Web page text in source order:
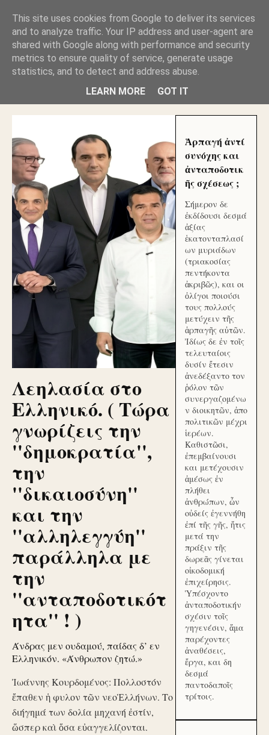
ΑΥΤΟΧΘΟΝΕΣ ΜΟΥ ΕΚΛΕΙΣΑΝ ΤΑ ΣΟΣΙΑΛ ΚΑΙ
ΦΙΜΩΣΑΝ ΤΟ SITE. ΟΙ ΧΙΛΙΑΔΕΣ ΜΙΚΡΟΕΠΕΝΔΥΤΕΣ
ΕΠΕΝΔΥΣΑΤΕ ΓΙΑ ΛΕΗΛΑΣΙΑ ΚΑΙ ΕΓΚΛΗΜΑ ?
ΓΛΥΦΑΔΑ WEB |ΟΙ ΜΕΓΑΛΟΙ ΚΛΕΠΤΑΙ ΑΠΟ ΤΟ
ΜΙΚΡΟΝ ΑΠΑΓΟΥΣΙ
Λεηλασία στο
Ελληνικό. ( Τώρα
γνωρίζεις την
''δημοκρατία'',
την
''δικαιοσύνη''
και την
''αλληλεγγύη''
παράλληλα με
την
''ανταποδοτικότ
ητα'' ! )
Άνδρας μεν ουδαμού, παίδας δ’ εν
Ελληνικόν. «Άνθρωπον ζητώ.»
Ἰωάννης Κουρδομένος: Πολλοστόν
ἔπαθεν ἡ φυλον τῶν νεοἙλλήνων. Το
διήγημά των δολία μηχανή ἐστίν,
ὥσπερ καὶ ὅσα εὐαγγελίζονται.
Ἁρπαγή ἀντί
συνόχης και
ἀνταποδοτικ
ῆς σχέσεως ;
Σήμερον δε
ἐκδίδουσι δεσμά
ἀξίας
ἑκατονταπλασί
ων μυριάδων
(τριακοσίας
πεντήκοντα
ἀκριβῶς), και οι
ὀλίγοι ποιούσι
τους πολλούς
μετύχειν τῆς
ἁρπαγῆς αὐτῶν.
Ἰδίως δε ἐν τοῖς
τελευταίοις
δυσίν ἔτεσιν
ἀνεδέξαντο τον
ῥόλον τῶν
συνεργαζομένω
ν διοικητῶν, ἀπο
πολιτικῶν μέχρι
ἱερέων.
Καθιστῶσι,
ἐπεμβαίνουσι
και μετέχουσιν
ἀμέσως ἐν
πλήθει
ἀνθρώπων, ὧν
οὐδείς ἐγεννήθη
ἐπί τῆς γῆς, ἥτις
μετά την
πράξιν τῆς
δωρεᾶς γίνεται
οἰκοδομική
ἐπιχείρησις.
Ὑπέσχοντο
ἀνταποδοτικήν
σχέσιν τοῖς
γηγενέσιν, ἅμα
παρέχοντες
ἀναθέσεις,
ἔργα, και δη
δεσμά
παντοδαποῖς
τρίτοις.
This site uses cookies from Google to deliver its services
and to analyze traffic. Your IP address and user-agent are
shared with Google along with performance and security
metrics to ensure quality of service, generate usage
statistics, and to detect and address abuse.
LEARN MORE
GOT IT